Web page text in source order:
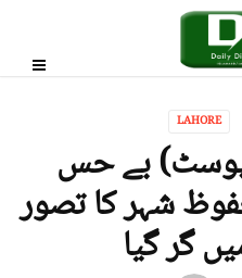
LAHORE
پوسٹ) بے حس
شہر کا تصور
گر گیا